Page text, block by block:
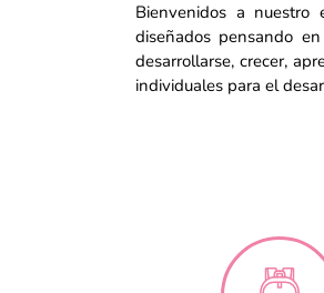
Bienvenidos a nuestro
diseñados pensando
desarrollarse, crecer,
individuales para el